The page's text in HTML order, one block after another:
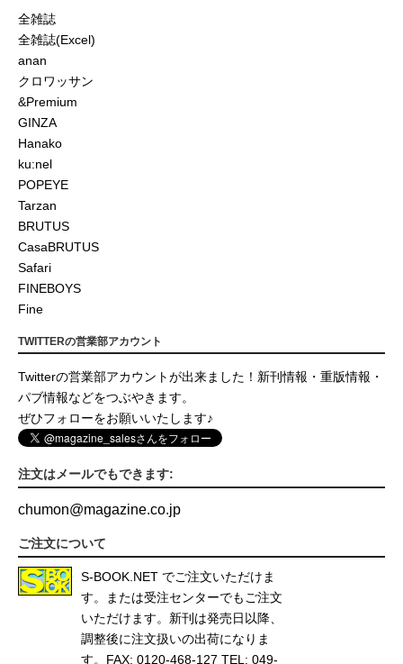
全雑誌
全雑誌(Excel)
anan
クロワッサン
&Premium
GINZA
Hanako
ku:nel
POPEYE
Tarzan
BRUTUS
CasaBRUTUS
Safari
FINEBOYS
Fine
TWITTERの営業部アカウント
Twitterの営業部アカウントが出来ました！新刊情報・重版情報・
パブ情報などをつぶやきます。
ぜひフォローをお願いいたします♪
注文はメールでもできます:
chumon@magazine.co.jp
ご注文について
S-BOOK.NET でご注文いただけま
す。または受注センターでもご注文
いただけます。新刊は発売日以降、
調整後に注文扱いの出荷になりま
す。FAX: 0120-468-127 TEL: 049-